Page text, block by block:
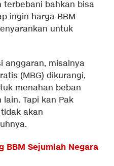
terbebani bahkan bisa
ingin harga BBM
untuk
anggaran, misalnya
(MBG) dikurangi,
menahan beban
lain. Tapi kan Pak
akan
BBM Sejumlah Negara